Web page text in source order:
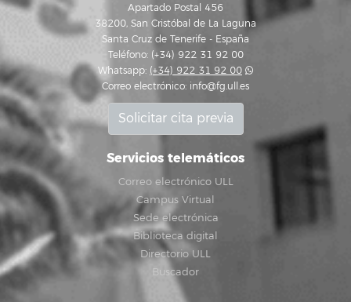
Apartado Postal 456
38200, San Cristóbal de La Laguna
Santa Cruz de Tenerife - España
Teléfono: (+34) 922 31 92 00
Whatsapp: (+34) 922 31 92 00
Correo electrónico: info@fg.ull.es
Solicitar cita previa
Servicios telemáticos
Correo electrónico ULL
Campus Virtual
Sede electrónica
Biblioteca digital
Directorio ULL
Buscador